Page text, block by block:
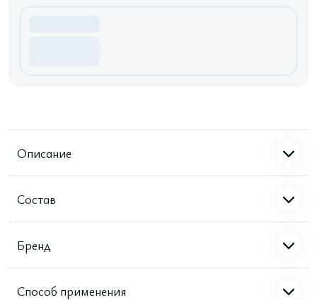
Описание
Состав
Бренд
Способ применения